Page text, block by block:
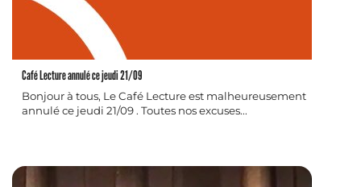
Café Lecture annulé ce jeudi 21/09
Bonjour à tous, Le Café Lecture est malheureusement
annulé ce jeudi 21/09 . Toutes nos excuses...